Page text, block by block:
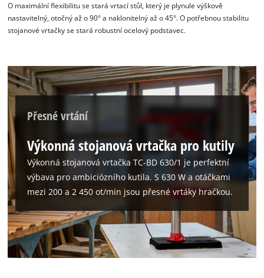
O maximální flexibilitu se stará vrtací stůl, který je plynule výškově
nastavitelný, otočný až o 90° a naklonitelný až o 45°. O potřebnou stabilitu
stojanové vrtačky se stará robustní ocelový podstavec.
Přesné vrtání
Výkonná stojanová vrtačka pro kutily
Výkonná stojanová vrtačka TC-BD 630/1 je perfektní
výbava pro ambiciózního kutila. S 630 W a otáčkami
mezi 200 a 2 450 ot/min jsou přesné vrtáky hračkou.